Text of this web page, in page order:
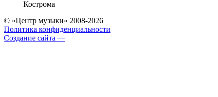
Кострома
© «Центр музыки» 2008-2026
Политика конфиденциальности
Создание сайта —